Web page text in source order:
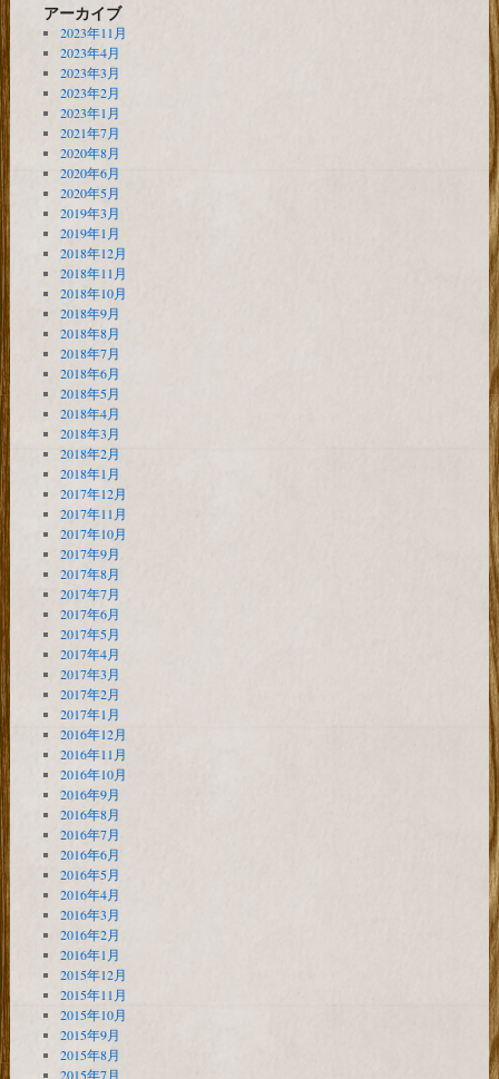
アーカイブ
2023年11月
2023年4月
2023年3月
2023年2月
2023年1月
2021年7月
2020年8月
2020年6月
2020年5月
2019年3月
2019年1月
2018年12月
2018年11月
2018年10月
2018年9月
2018年8月
2018年7月
2018年6月
2018年5月
2018年4月
2018年3月
2018年2月
2018年1月
2017年12月
2017年11月
2017年10月
2017年9月
2017年8月
2017年7月
2017年6月
2017年5月
2017年4月
2017年3月
2017年2月
2017年1月
2016年12月
2016年11月
2016年10月
2016年9月
2016年8月
2016年7月
2016年6月
2016年5月
2016年4月
2016年3月
2016年2月
2016年1月
2015年12月
2015年11月
2015年10月
2015年9月
2015年8月
2015年7月